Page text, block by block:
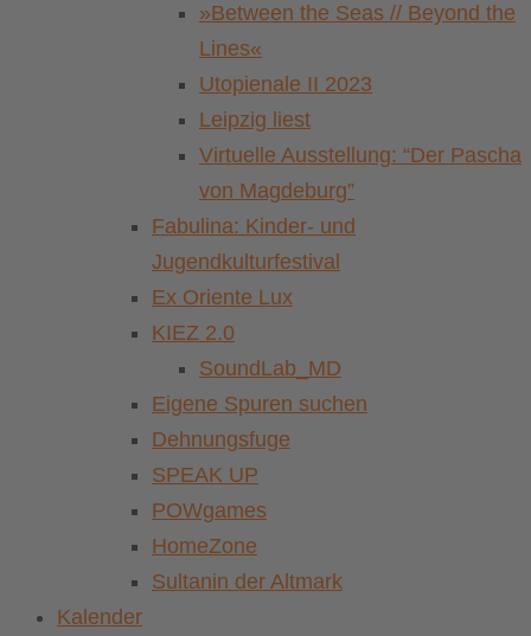
»Between the Seas // Beyond the
Lines«
Utopienale II 2023
Leipzig liest
Virtuelle Ausstellung: “Der Pascha
von Magdeburg”
Fabulina: Kinder- und
Jugendkulturfestival
Ex Oriente Lux
KIEZ 2.0
SoundLab_MD
Eigene Spuren suchen
Dehnungsfuge
SPEAK UP
POWgames
HomeZone
Sultanin der Altmark
Kalender